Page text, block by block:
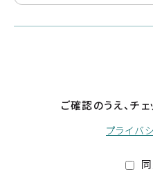
ご確認のうえ、チ
プライバ